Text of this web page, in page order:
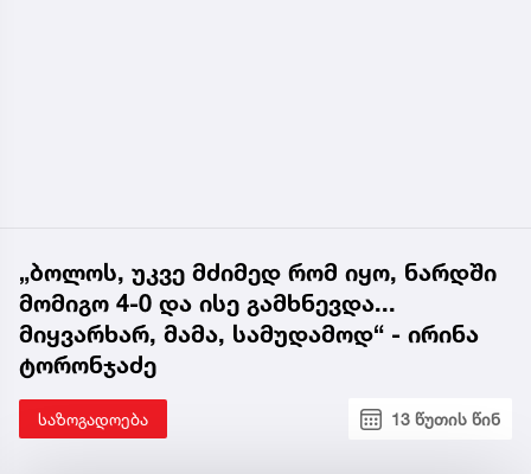
„ბოლოს, უკვე მძიმედ რომ იყო, ნარდში
მომიგო 4-0 და ისე გამხნევდა...
მიყვარხარ, მამა, სამუდამოდ“ - ირინა
ტორონჯაძე
საზოგადოება 13 წუთის წინ